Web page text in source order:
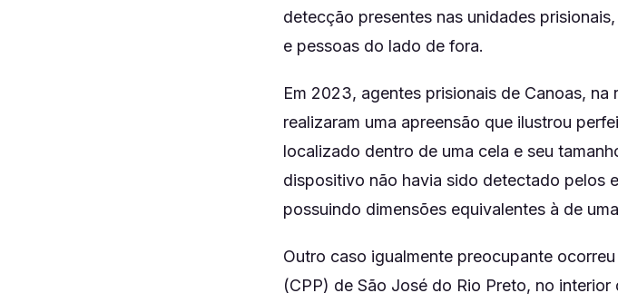
detecção presentes nas unidades
e pessoas do lado de fora.
Em 2023, agentes prisionais de Canoas,
realizaram uma apreensão que ilustrou
localizado dentro de uma cela e seu
dispositivo não havia sido detectado pelos
possuindo dimensões equivalentes à de
Outro caso igualmente preocupante
(CPP) de São José do Rio Preto, no